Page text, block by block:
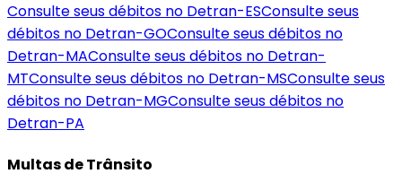
Consulte seus débitos no Detran-ESConsulte seus
débitos no Detran-GOConsulte seus débitos no
Detran-MAConsulte seus débitos no Detran-
MTConsulte seus débitos no Detran-MSConsulte seus
débitos no Detran-MGConsulte seus débitos no
Detran-PA
Multas de Trânsito